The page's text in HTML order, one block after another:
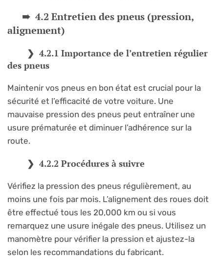
4.2 Entretien des pneus (pression,
alignement)
4.2.1 Importance de l’entretien régulier
des pneus
Maintenir vos pneus en bon état est crucial pour la
sécurité et l’efficacité de votre voiture. Une
mauvaise pression des pneus peut entraîner une
usure prématurée et diminuer l’adhérence sur la
route.
4.2.2 Procédures à suivre
Vérifiez la pression des pneus régulièrement, au
moins une fois par mois. L’alignement des roues doit
être effectué tous les 20,000 km ou si vous
remarquez une usure inégale des pneus. Utilisez un
manomètre pour vérifier la pression et ajustez-la
selon les recommandations du fabricant.